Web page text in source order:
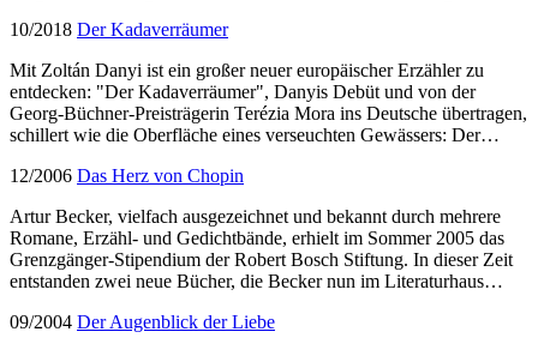
10/2018 Der Kadaverräumer
Mit Zoltán Danyi ist ein großer neuer europäischer Erzähler zu
entdecken: "Der Kadaverräumer", Danyis Debüt und von der
Georg-Büchner-Preisträgerin Terézia Mora ins Deutsche übertragen,
schillert wie die Oberfläche eines verseuchten Gewässers: Der…
12/2006 Das Herz von Chopin
Artur Becker, vielfach ausgezeichnet und bekannt durch mehrere
Romane, Erzähl- und Gedichtbände, erhielt im Sommer 2005 das
Grenzgänger-Stipendium der Robert Bosch Stiftung. In dieser Zeit
entstanden zwei neue Bücher, die Becker nun im Literaturhaus…
09/2004 Der Augenblick der Liebe